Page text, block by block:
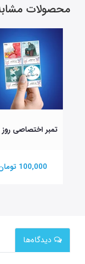
محصولات
تمبر اختصاصی روز
100,000 تومان
دیدگاه‌ها